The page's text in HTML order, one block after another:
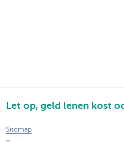
Let op, geld lenen kost
Sitemap